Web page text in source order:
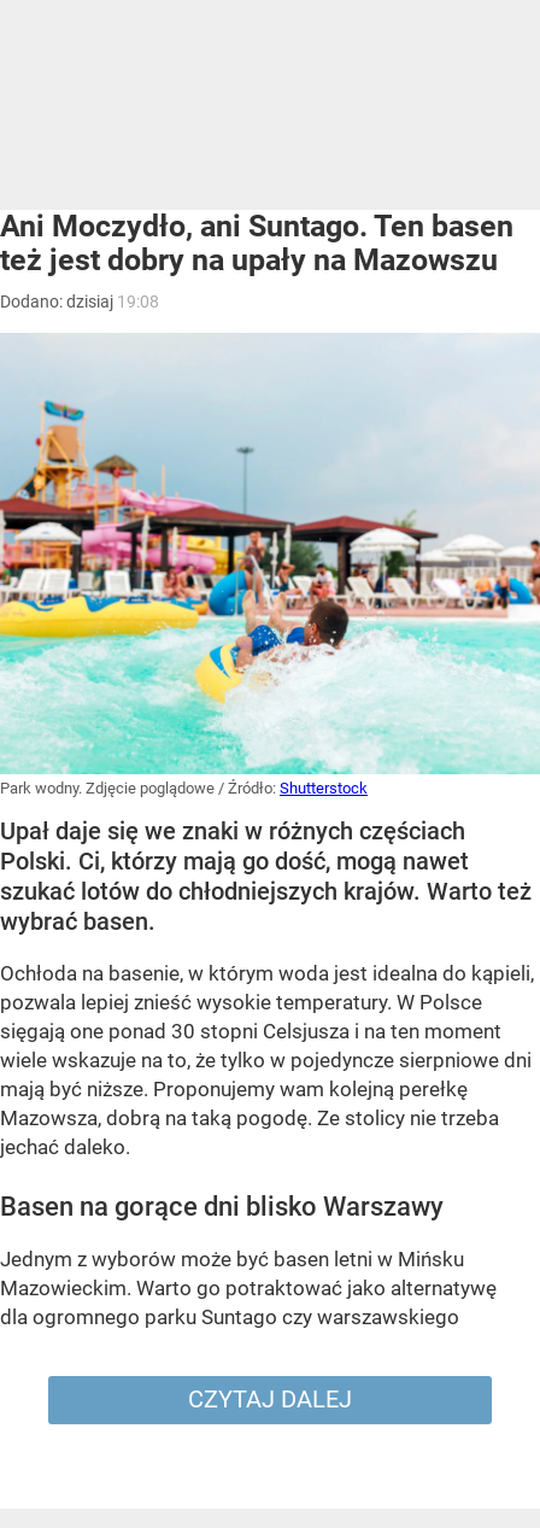
Ani Moczydło, ani Suntago. Ten basen
też jest dobry na upały na Mazowszu
Dodano:dzisiaj 19:08
Park wodny. Zdjęcie poglądowe / Źródło: Shutterstock
Upał daje się we znaki w różnych częściach
Polski. Ci, którzy mają go dość, mogą nawet
szukać lotów do chłodniejszych krajów. Warto też
wybrać basen.
Ochłoda na basenie, w którym woda jest idealna do kąpieli,
pozwala lepiej znieść wysokie temperatury. W Polsce
sięgają one ponad 30 stopni Celsjusza i na ten moment
wiele wskazuje na to, że tylko w pojedyncze sierpniowe dni
mają być niższe. Proponujemy wam kolejną perełkę
Mazowsza, dobrą na taką pogodę. Ze stolicy nie trzeba
jechać daleko.
Basen na gorące dni blisko Warszawy
Jednym z wyborów może być basen letni w Mińsku
Mazowieckim. Warto go potraktować jako alternatywę
dla ogromnego parku Suntago czy warszawskiego
CZYTAJ DALEJ